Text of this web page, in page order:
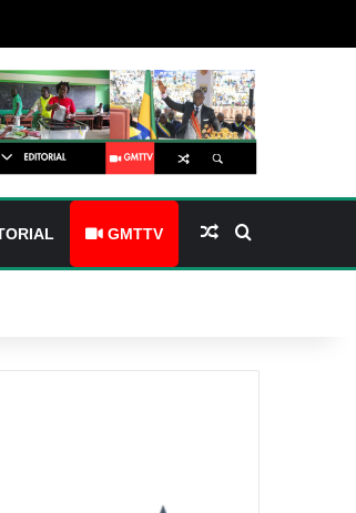
GMTTV Article Aléatoire